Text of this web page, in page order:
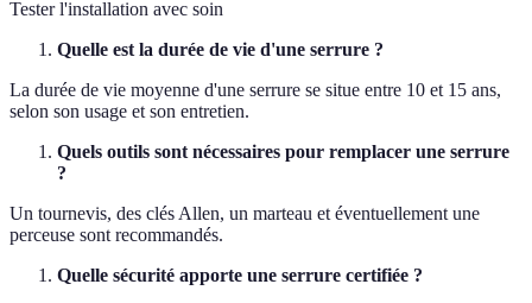
Tester l'installation avec soin
Quelle est la durée de vie d'une serrure ?
La durée de vie moyenne d'une serrure se situe entre 10 et 15 ans,
selon son usage et son entretien.
Quels outils sont nécessaires pour remplacer une serrure
?
Un tournevis, des clés Allen, un marteau et éventuellement une
perceuse sont recommandés.
Quelle sécurité apporte une serrure certifiée ?